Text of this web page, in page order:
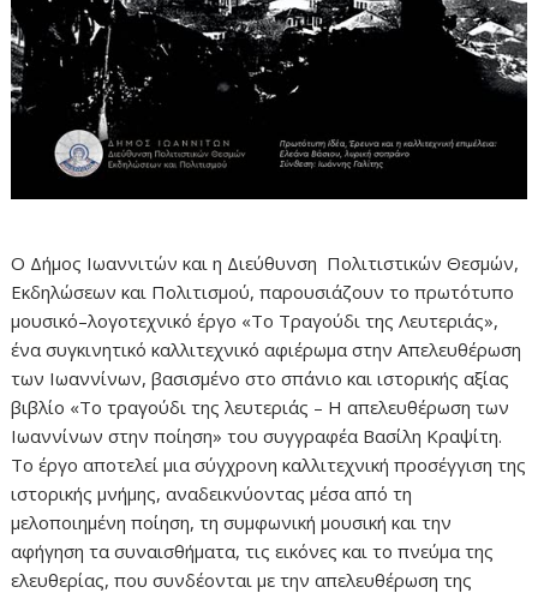
Ο Δήμος Ιωαννιτών και η Διεύθυνση Πολιτιστικών Θεσμών,
Εκδηλώσεων και Πολιτισμού, παρουσιάζουν το πρωτότυπο
μουσικό–λογοτεχνικό έργο «Το Τραγούδι της Λευτεριάς»,
ένα συγκινητικό καλλιτεχνικό αφιέρωμα στην Απελευθέρωση
των Ιωαννίνων, βασισμένο στο σπάνιο και ιστορικής αξίας
βιβλίο «Το τραγούδι της λευτεριάς – Η απελευθέρωση των
Ιωαννίνων στην ποίηση» του συγγραφέα Βασίλη Κραψίτη.
Το έργο αποτελεί μια σύγχρονη καλλιτεχνική προσέγγιση της
ιστορικής μνήμης, αναδεικνύοντας μέσα από τη
μελοποιημένη ποίηση, τη συμφωνική μουσική και την
αφήγηση τα συναισθήματα, τις εικόνες και το πνεύμα της
ελευθερίας, που συνδέονται με την απελευθέρωση της